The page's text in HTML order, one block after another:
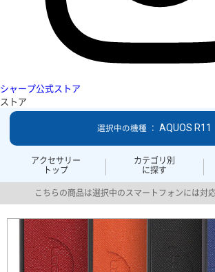
シャープ公式ストア
ストア
アクセサリー
トップ
カテゴリ別
に探す
選択中の機種 ： AQUOS R11
こちらの商品は選択中のスマートフォンには対